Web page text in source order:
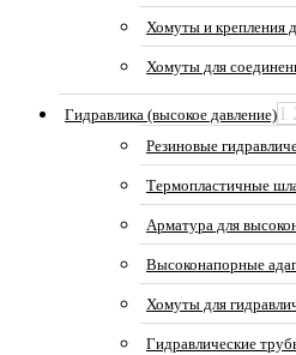
Хомуты и крепления
Хомуты для
Гидравлика (высокое давление) 1
Резиновые
Термопластичные
Арматура для
Высоконапорные
Хомуты для
Гидравлические